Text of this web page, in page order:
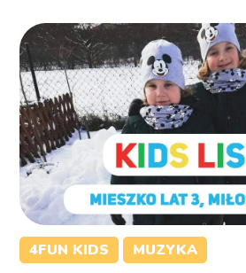
4FUN KIDS MUZYKA